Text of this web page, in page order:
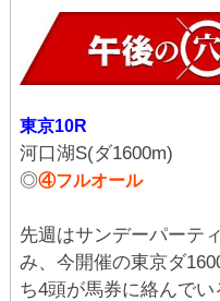
東京10R
河口湖S(ダ1600m)
◎④フルオール
先週はサンデーパーテ
み、今開催の東京ダ
ち4頭が馬券に絡んでい